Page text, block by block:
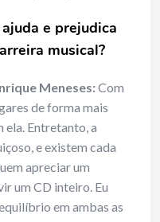
e prejudica
musical?
Meneses:Com
de forma mais
ela. Entretanto, a
e existem cada
apreciar um
um CD inteiro. Eu
em ambas as